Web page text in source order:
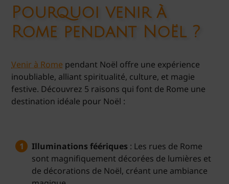
Pourquoi venir à
Rome pendant Noël ?
Venir à Rome pendant Noël offre une expérience
inoubliable, alliant spiritualité, culture, et magie
festive. Découvrez 5 raisons qui font de Rome une
destination idéale pour Noël :
Illuminations féériques : Les rues de Rome
sont magnifiquement décorées de lumières et
de décorations de Noël, créant une ambiance